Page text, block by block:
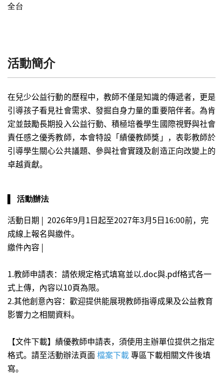
全台
活動簡介
在兒少公益行動的歷程中，教師不僅是知識的傳遞者，更是
引導孩子看見社會需求、發掘自身力量的重要陪伴者。為肯
定並鼓勵長期投入公益行動、積極培養學生國際視野與社會
責任感之優秀教師，本會特設「績優教師獎」，表彰教師於
引導學生關心公共議題、參與社會實踐及創造正向改變上的
卓越貢獻。
活動辦法
活動日期 | 2026年9月1日起至2027年3月5日16:00前，完
成線上報名與繳件。
繳件內容 |
1.教師申請表：請依規定格式填寫並以.doc與.pdf格式各一
式上傳，內容以10頁為限。
2.其他創意內容：歡迎提供能展現教師指導成果及公益教育
影響力之相關資料。
【文件下載】績優教師申請表，須使用主辦單位提供之指定
格式。請至活動辦法頁面檔案下載專區下載相關文件後填
寫。